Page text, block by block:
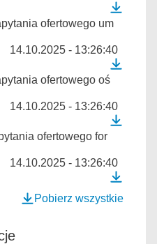
ofertowego um
14.10.2025 - 13:26:40
ofertowego oś
14.10.2025 - 13:26:40
ofertowego for
14.10.2025 - 13:26:40
Pobierz wszystkie